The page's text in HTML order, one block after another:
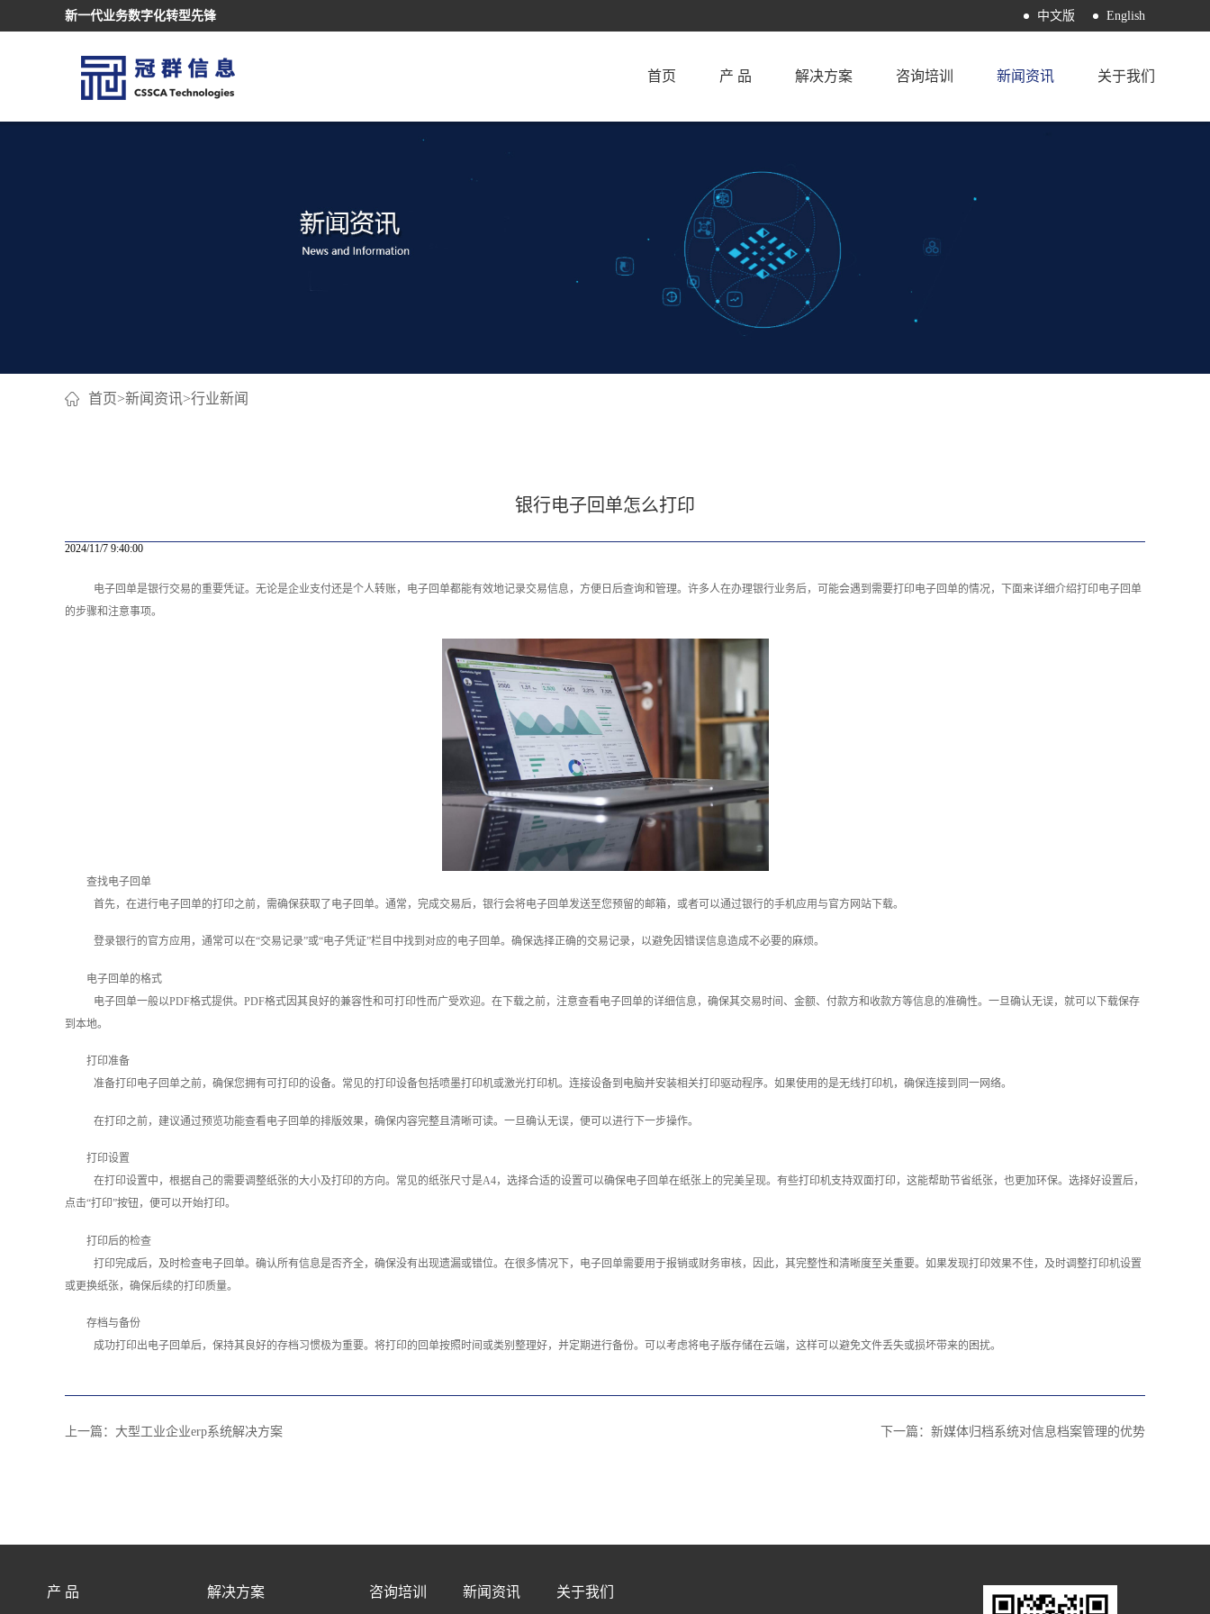
新一代业务数字化转型先锋 中文版 English
首页 产 品 解决方案 咨询培训 新闻资讯 关于我们
首页>新闻资讯>行业新闻
银行电子回单怎么打印
2024/11/7 9:40:00
电子回单是银行交易的重要凭证。无论是企业支付还是个人转账，电子回单都能有效地记录交易信息，方便日后查询和管理。许多人在办理银行业务后，可能会遇到需要打印电子回单的情况，下面来详细介绍打印电子回单
的步骤和注意事项。
查找电子回单
首先，在进行电子回单的打印之前，需确保获取了电子回单。通常，完成交易后，银行会将电子回单发送至您预留的邮箱，或者可以通过银行的手机应用与官方网站下载。
登录银行的官方应用，通常可以在“交易记录”或“电子凭证”栏目中找到对应的电子回单。确保选择正确的交易记录，以避免因错误信息造成不必要的麻烦。
电子回单的格式
电子回单一般以PDF格式提供。PDF格式因其良好的兼容性和可打印性而广受欢迎。在下载之前，注意查看电子回单的详细信息，确保其交易时间、金额、付款方和收款方等信息的准确性。一旦确认无误，就可以下载保存
到本地。
打印准备
准备打印电子回单之前，确保您拥有可打印的设备。常见的打印设备包括喷墨打印机或激光打印机。连接设备到电脑并安装相关打印驱动程序。如果使用的是无线打印机，确保连接到同一网络。
在打印之前，建议通过预览功能查看电子回单的排版效果，确保内容完整且清晰可读。一旦确认无误，便可以进行下一步操作。
打印设置
在打印设置中，根据自己的需要调整纸张的大小及打印的方向。常见的纸张尺寸是A4，选择合适的设置可以确保电子回单在纸张上的完美呈现。有些打印机支持双面打印，这能帮助节省纸张，也更加环保。选择好设置后，
点击“打印”按钮，便可以开始打印。
打印后的检查
打印完成后，及时检查电子回单。确认所有信息是否齐全，确保没有出现遗漏或错位。在很多情况下，电子回单需要用于报销或财务审核，因此，其完整性和清晰度至关重要。如果发现打印效果不佳，及时调整打印机设置
或更换纸张，确保后续的打印质量。
存档与备份
成功打印出电子回单后，保持其良好的存档习惯极为重要。将打印的回单按照时间或类别整理好，并定期进行备份。可以考虑将电子版存储在云端，这样可以避免文件丢失或损坏带来的困扰。‍
上一篇： 大型工业企业erp系统解决方案 下一篇： 新媒体归档系统对信息档案管理的优势
产 品 解决方案 咨询培训 新闻资讯 关于我们